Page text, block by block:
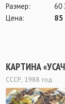
Размер:
60
Цена:
85
КАРТИНА
СССР, 1988 год